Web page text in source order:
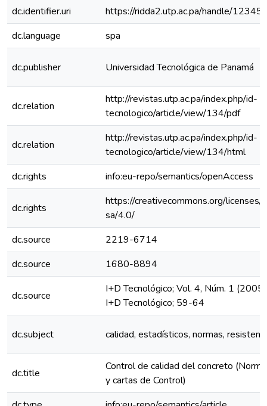
dc.identifier.uri
https://ridda2.utp.ac.pa/handle/
dc.language
spa
dc.publisher Universidad Tecnológica de Panamá
dc.relation
http://revistas.utp.ac.pa/index.php/id-
tecnologico/article/view/134/pdf
dc.relation
http://revistas.utp.ac.pa/index.php/id-
tecnologico/article/view/134/html
dc.rights
info:eu-repo/semantics/openAccess
dc.rights
https://creativecommons.org/licenses/
sa/4.0/
dc.source
2219-6714
dc.source
1680-8894
dc.source
I+D Tecnológico; Vol. 4, Núm. 1
I+D Tecnológico; 59-64
dc.subject calidad, estadísticos, normas,
dc.title
Control de calidad del concreto
y cartas de Control)